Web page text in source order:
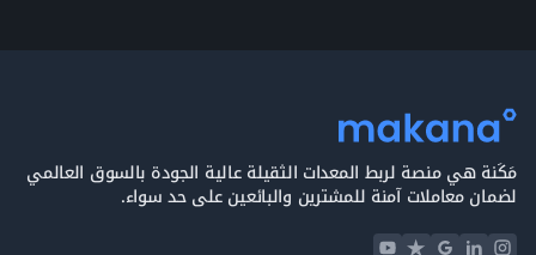
مَكَنة هي منصة لربط المعدات الثقيلة عالية الجودة بالسوق العالمي
لضمان معاملات آمنة للمشترين والبائعين على حد سواء.